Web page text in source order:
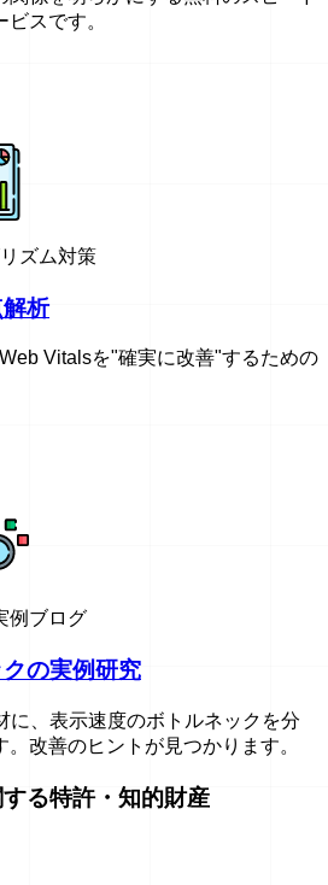
スです。
ズム対策
析
Vitalsを"確実に改善"するための
例ブログ
の実例研究
に、表示速度のボトルネックを分
改善のヒントが見つかります。
る特許・知的財産